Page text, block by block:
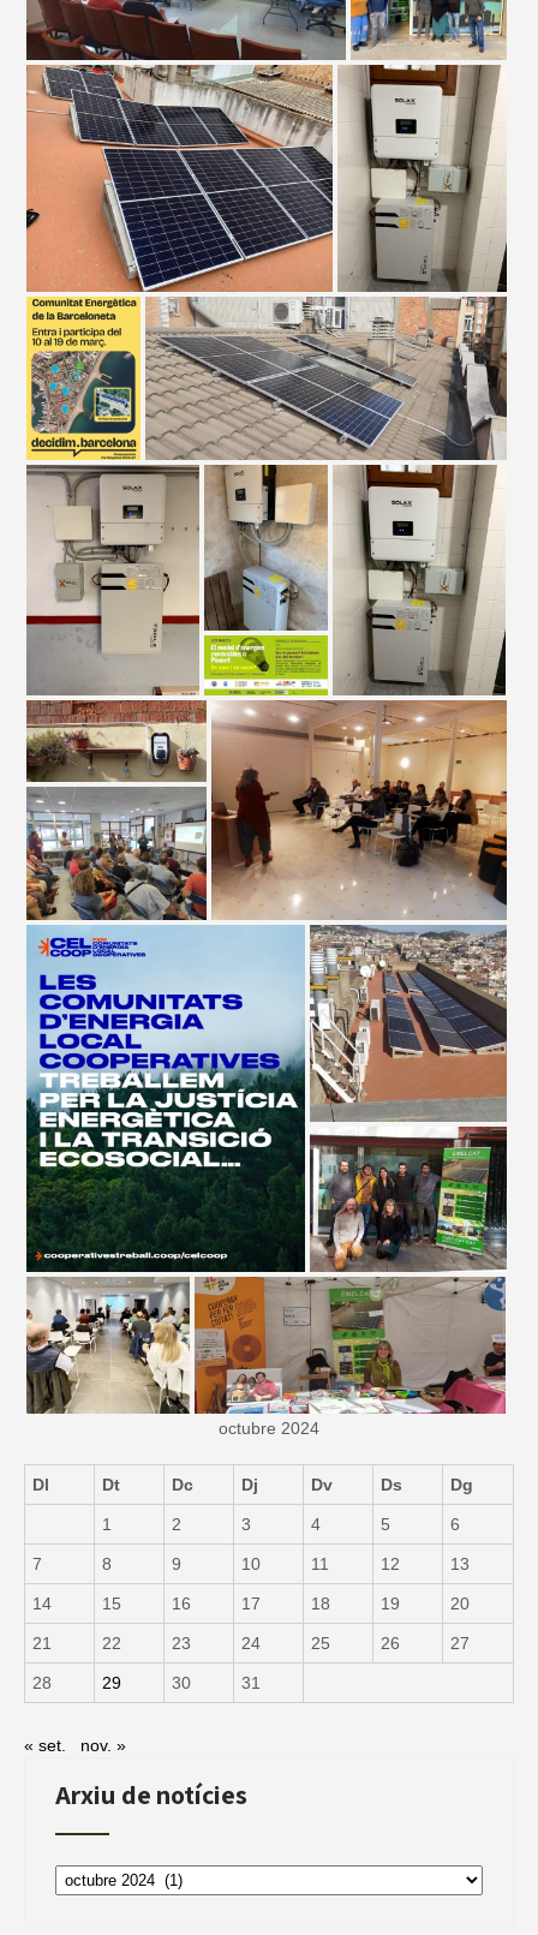
octubre 2024
Dl Dt Dc Dj Dv Ds Dg
1 2 3 4 5 6
7 8 9 10 11 12 13
14 15 16 17 18 19 20
21 22 23 24 25 26 27
28 29 30 31
« set. nov. »
Arxiu de notícies
Arxiu
de